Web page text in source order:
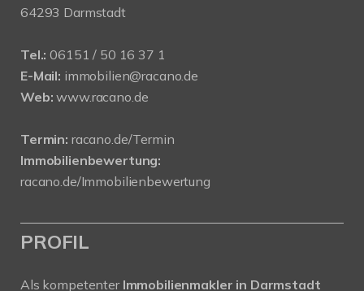
64293 Darmstadt
Tel.: 06151 / 50 16 37 1
E-Mail: immobilien@racano.de
Web: www.racano.de
Termin: racano.de/Termin
Immobilienbewertung:
racano.de/Immobilienbewertung
PROFIL
Als kompetenter Immobilienmakler in Darmstadt